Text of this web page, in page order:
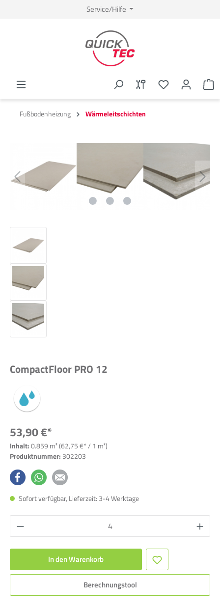
Service/Hilfe
Fußbodenheizung Wärmeleitschichten
CompactFloor PRO 12
53,90 €*
Inhalt:0.859 m²(62,75 €* / 1 m²)
Produktnummer: 302203
Sofort verfügbar, Lieferzeit: 3-4 Werktage
In den Warenkorb
Berechnungstool